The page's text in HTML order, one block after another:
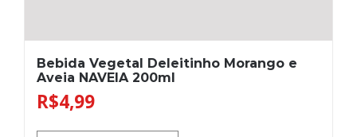
Bebida Vegetal Deleitinho Morango e
Aveia NAVEIA 200ml
R$4,99